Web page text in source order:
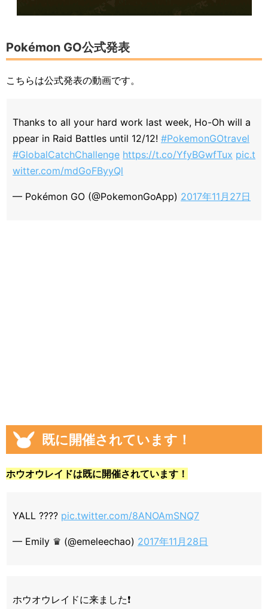
Pokémon GO公式発表
こちらは公式発表の動画です。
Thanks to all your hard work last week, Ho-Oh will a
ppear in Raid Battles until 12/12! #PokemonGOtravel
#GlobalCatchChallenge https://t.co/YfyBGwfTux pic.t
witter.com/mdGoFByyQl
— Pokémon GO (@PokemonGoApp) 2017年11月27日
既に開催されています！
ホウオウレイドは既に開催されています！
YALL ???? pic.twitter.com/8ANOAmSNQ7
— Emily ♛ (@emeleechao) 2017年11月28日
ホウオウレイドに来ました❗️